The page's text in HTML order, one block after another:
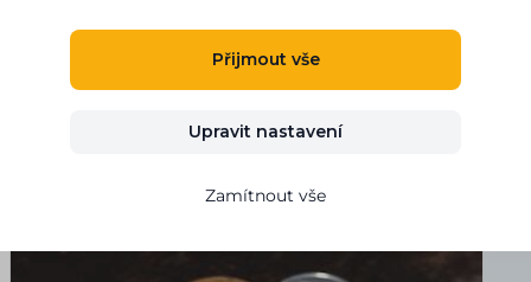
Heureka - navýšení
prokliků
Ivana Broklová
Přijmout vše
Upravit nastavení
Zamítnout vše